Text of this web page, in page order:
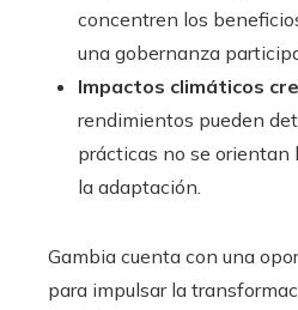
concentren los
una gobernanza
Impactos climáticos
rendimientos pueden
prácticas no se orientan
la adaptación.
Gambia cuenta con una
para impulsar la